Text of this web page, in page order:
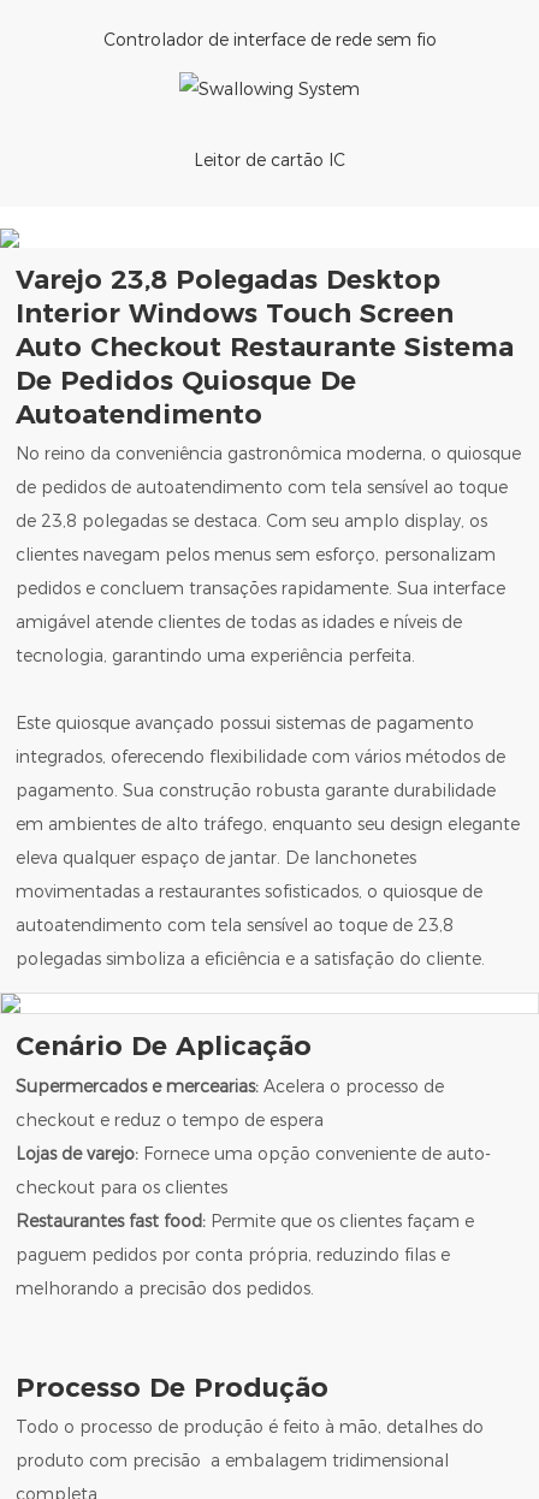
Controlador de interface de rede sem fio
Leitor de cartão IC
Varejo 23,8 Polegadas Desktop
Interior Windows Touch Screen
Auto Checkout Restaurante Sistema
De Pedidos Quiosque De
Autoatendimento
No reino da conveniência gastronômica moderna, o quiosque
de pedidos de autoatendimento com tela sensível ao toque
de 23,8 polegadas se destaca. Com seu amplo display, os
clientes navegam pelos menus sem esforço, personalizam
pedidos e concluem transações rapidamente. Sua interface
amigável atende clientes de todas as idades e níveis de
tecnologia, garantindo uma experiência perfeita.
Este quiosque avançado possui sistemas de pagamento
integrados, oferecendo flexibilidade com vários métodos de
pagamento. Sua construção robusta garante durabilidade
em ambientes de alto tráfego, enquanto seu design elegante
eleva qualquer espaço de jantar. De lanchonetes
movimentadas a restaurantes sofisticados, o quiosque de
autoatendimento com tela sensível ao toque de 23,8
polegadas simboliza a eficiência e a satisfação do cliente.
Cenário De Aplicação
Supermercados e mercearias:Acelera o processo de
checkout e reduz o tempo de espera
Lojas de varejo: Fornece uma opção conveniente de auto-
checkout para os clientes
Restaurantes fast food: Permite que os clientes façam e
paguem pedidos por conta própria, reduzindo filas e
melhorando a precisão dos pedidos.
Processo De Produção
Todo o processo de produção é feito à mão, detalhes do
produto com precisão a embalagem tridimensional
completa.